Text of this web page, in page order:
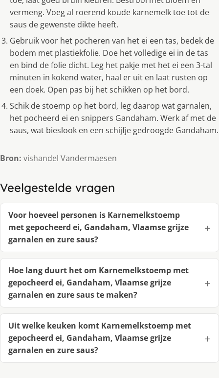
vermeng. Voeg al roerend koude karnemelk toe tot de
saus de gewenste dikte heeft.
Gebruik voor het pocheren van het ei een tas, bedek de
bodem met plastiekfolie. Doe het volledige ei in de tas
en bind de folie dicht. Leg het pakje met het ei een 3-tal
minuten in kokend water, haal er uit en laat rusten op
een doek. Open pas bij het schikken op het bord.
Schik de stoemp op het bord, leg daarop wat garnalen,
het pocheerd ei en snippers Gandaham. Werk af met de
saus, wat bieslook en een schijfje gedroogde Gandaham.
Bron: vishandel Vandermaesen
Veelgestelde vragen
Voor hoeveel personen is Karnemelkstoemp
met gepocheerd ei, Gandaham, Vlaamse grijze
garnalen en zure saus?
Hoe lang duurt het om Karnemelkstoemp met
gepocheerd ei, Gandaham, Vlaamse grijze
garnalen en zure saus te maken?
Uit welke keuken komt Karnemelkstoemp met
gepocheerd ei, Gandaham, Vlaamse grijze
garnalen en zure saus?